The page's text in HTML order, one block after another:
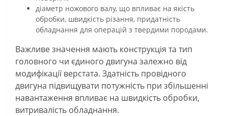
діаметр ножового валу, що впливає на якість
обробки, швидкість різання, придатність
обладнання для операцій з твердими породами.
Важливе значення мають конструкція та тип
головного чи єдиного двигуна залежно від
модифікації верстата. Здатність провідного
двигуна підвищувати потужність при збільшенні
навантаження впливає на швидкість обробки,
витривалість обладнання.